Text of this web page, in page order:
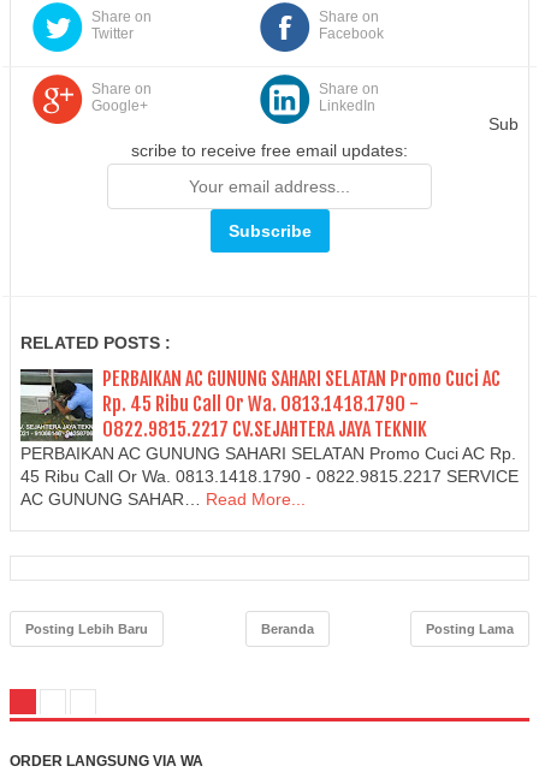
Share on
Facebook
Share on
Twitter
Share on
Google+
Share on
LinkedIn
Sub
scribe to receive free email updates:
RELATED POSTS :
PERBAIKAN AC GUNUNG SAHARI SELATAN Promo Cuci AC
Rp. 45 Ribu Call Or Wa. 0813.1418.1790 -
0822.9815.2217 CV.SEJAHTERA JAYA TEKNIK
PERBAIKAN AC GUNUNG SAHARI SELATAN Promo Cuci AC Rp.
45 Ribu Call Or Wa. 0813.1418.1790 - 0822.9815.2217 SERVICE
AC GUNUNG SAHAR…
Read More...
Posting Lebih Baru Posting Lama
Beranda
ORDER LANGSUNG VIA WA